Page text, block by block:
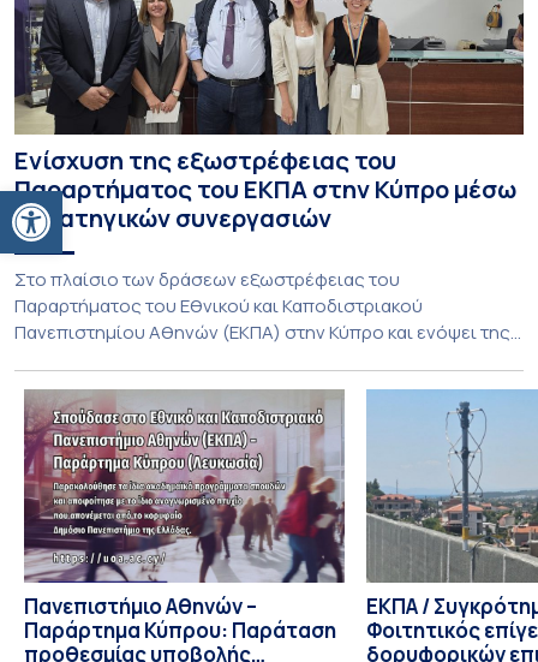
Ανοίξτε τη γραμμή εργαλείων
Ενίσχυση της εξωστρέφειας του
Παραρτήματος του ΕΚΠΑ στην Κύπρο μέσω
στρατηγικών συνεργασιών
Στο πλαίσιο των δράσεων εξωστρέφειας του
Παραρτήματος του Εθνικού και Καποδιστριακού
Πανεπιστημίου Αθηνών (ΕΚΠΑ) στην Κύπρο και ενόψει της
Τμήματος Οικονομικών Επιστημών και του Τμήματος
Διοίκησης Επιχειρήσεων και Οργανισμών τον Σεπτέμβριο
του 2026, ο Κοσμήτορας της Σχολής Οικονομικών και
Πολιτικών Επιστημών, Καθηγητής Νικόλαος Ηρειώτης, και ο
Πρόεδρος του Τμήματος […]
Πανεπιστήμιο Αθηνών –
Παράρτημα Κύπρου: Παράταση
προθεσμίας υποβολής
ΕΚΠΑ /
Φοιτητικός
δορυφορικών